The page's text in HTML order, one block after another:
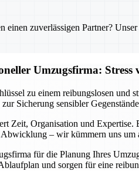
einen zuverlässigen Partner?
Umzugsfirma: Stress
zu einem reibungslosen und
Sicherung sensibler
Zeit, Organisation und
– wir kümmern uns um
für die Planung Ihres
und sorgen für eine